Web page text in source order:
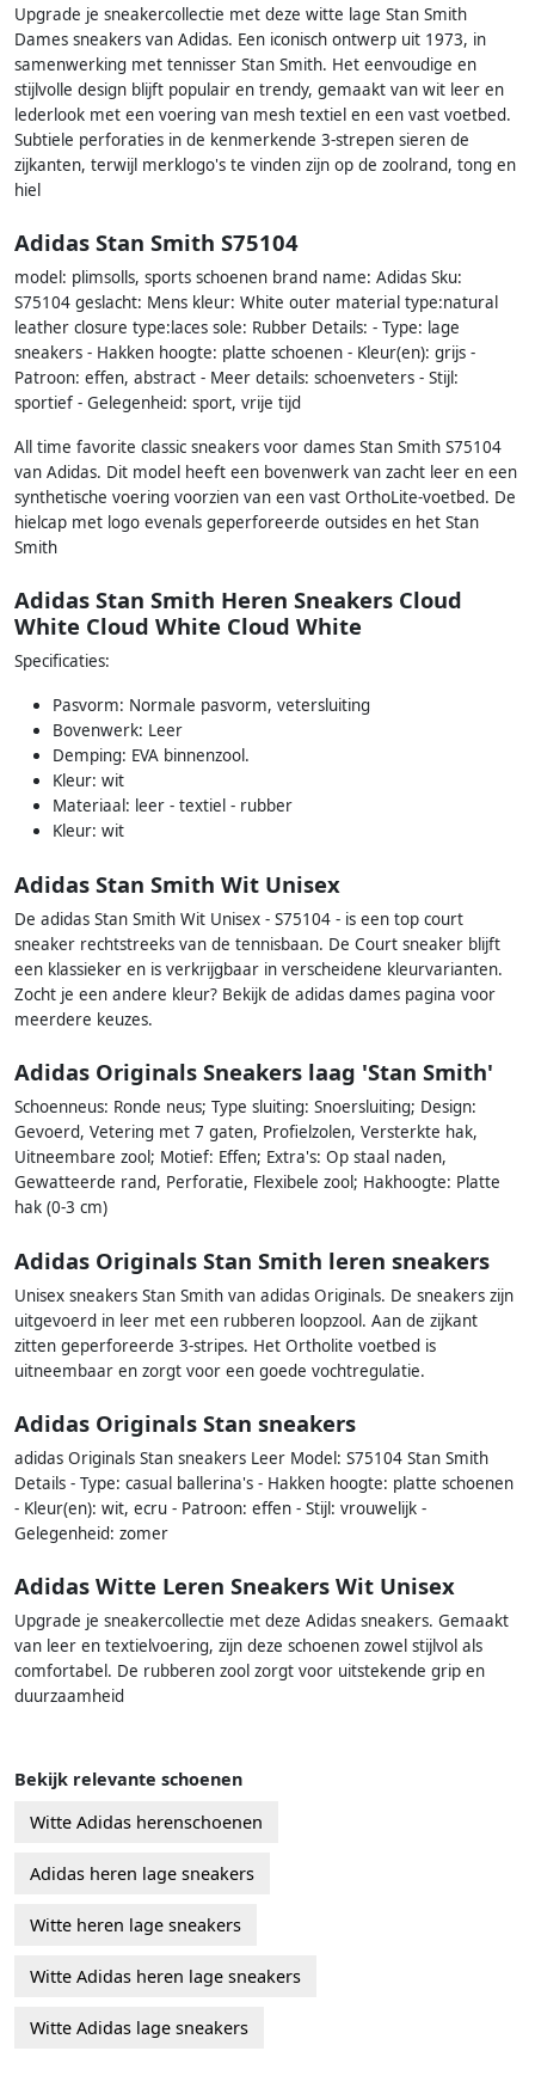
Upgrade je sneakercollectie met deze witte lage Stan Smith
Dames sneakers van Adidas. Een iconisch ontwerp uit 1973, in
samenwerking met tennisser Stan Smith. Het eenvoudige en
stijlvolle design blijft populair en trendy, gemaakt van wit leer en
lederlook met een voering van mesh textiel en een vast voetbed.
Subtiele perforaties in de kenmerkende 3-strepen sieren de
zijkanten, terwijl merklogo's te vinden zijn op de zoolrand, tong en
hiel
Adidas Stan Smith S75104
model: plimsolls, sports schoenen brand name: Adidas Sku:
S75104 geslacht: Mens kleur: White outer material type:natural
leather closure type:laces sole: Rubber Details: - Type: lage
sneakers - Hakken hoogte: platte schoenen - Kleur(en): grijs -
Patroon: effen, abstract - Meer details: schoenveters - Stijl:
sportief - Gelegenheid: sport, vrije tijd
All time favorite classic sneakers voor dames Stan Smith S75104
van Adidas. Dit model heeft een bovenwerk van zacht leer en een
synthetische voering voorzien van een vast OrthoLite-voetbed. De
hielcap met logo evenals geperforeerde outsides en het Stan
Smith
Adidas Stan Smith Heren Sneakers Cloud
White Cloud White Cloud White
Specificaties:
Pasvorm: Normale pasvorm, vetersluiting
Bovenwerk: Leer
Demping: EVA binnenzool.
Kleur: wit
Materiaal: leer - textiel - rubber
Kleur: wit
Adidas Stan Smith Wit Unisex
De adidas Stan Smith Wit Unisex - S75104 - is een top court
sneaker rechtstreeks van de tennisbaan. De Court sneaker blijft
een klassieker en is verkrijgbaar in verscheidene kleurvarianten.
Zocht je een andere kleur? Bekijk de adidas dames pagina voor
meerdere keuzes.
Adidas Originals Sneakers laag 'Stan Smith'
Schoenneus: Ronde neus; Type sluiting: Snoersluiting; Design:
Gevoerd, Vetering met 7 gaten, Profielzolen, Versterkte hak,
Uitneembare zool; Motief: Effen; Extra's: Op staal naden,
Gewatteerde rand, Perforatie, Flexibele zool; Hakhoogte: Platte
hak (0-3 cm)
Adidas Originals Stan Smith leren sneakers
Unisex sneakers Stan Smith van adidas Originals. De sneakers zijn
uitgevoerd in leer met een rubberen loopzool. Aan de zijkant
zitten geperforeerde 3-stripes. Het Ortholite voetbed is
uitneembaar en zorgt voor een goede vochtregulatie.
Adidas Originals Stan sneakers
adidas Originals Stan sneakers Leer Model: S75104 Stan Smith
Details - Type: casual ballerina's - Hakken hoogte: platte schoenen
- Kleur(en): wit, ecru - Patroon: effen - Stijl: vrouwelijk -
Gelegenheid: zomer
Adidas Witte Leren Sneakers Wit Unisex
Upgrade je sneakercollectie met deze Adidas sneakers. Gemaakt
van leer en textielvoering, zijn deze schoenen zowel stijlvol als
comfortabel. De rubberen zool zorgt voor uitstekende grip en
duurzaamheid
Bekijk relevante schoenen
Witte Adidas herenschoenen
Adidas heren lage sneakers
Witte heren lage sneakers
Witte Adidas heren lage sneakers
Witte Adidas lage sneakers